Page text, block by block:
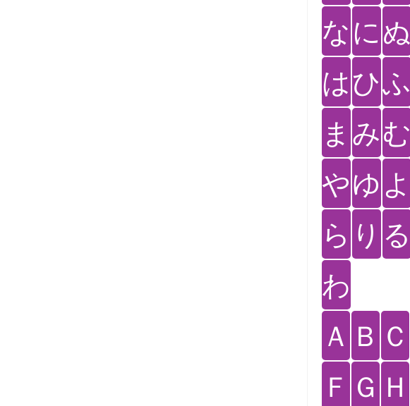
なにぬ
はひふ
ま みむ
やゆ よ
ら り る
わ
Ａ Ｂ Ｃ
Ｆ Ｇ Ｈ